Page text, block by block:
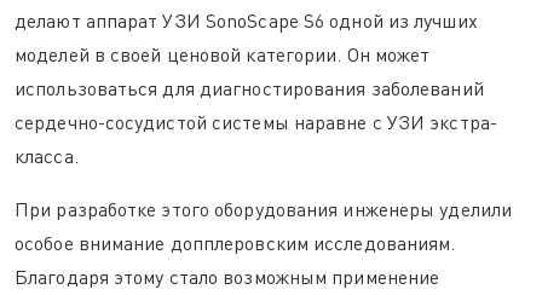
делают аппарат УЗИ SonoScape S6 одной из лучших
моделей в своей ценовой категории. Он может
использоваться для диагностирования заболеваний
сердечно-сосудистой системы наравне с УЗИ экстра-
класса.
При разработке этого оборудования инженеры уделили
особое внимание допплеровским исследованиям.
Благодаря этому стало возможным применение